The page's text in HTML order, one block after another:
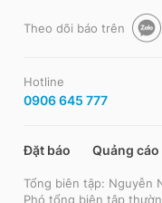
Theo dõi báo trên
Hotline
0906 645 777
Đặt báo Quảng cáo
Tổng biên tập: Nguyễn
Phó tổng biên tập